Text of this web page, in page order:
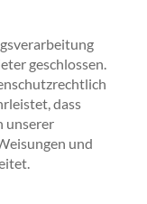
geschlossen.
dass
unserer
und